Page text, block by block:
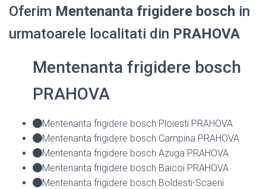
Oferim Mentenanta frigidere bosch in
urmatoarele localitati din PRAHOVA
Mentenanta frigidere bosch
PRAHOVA
Mentenanta frigidere bosch Ploiesti PRAHOVA
Mentenanta frigidere bosch Campina PRAHOVA
Mentenanta frigidere bosch Azuga PRAHOVA
Mentenanta frigidere bosch Baicoi PRAHOVA
Mentenanta frigidere bosch Boldesti-Scaeni